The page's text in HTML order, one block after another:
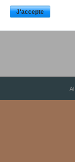
J'accepte